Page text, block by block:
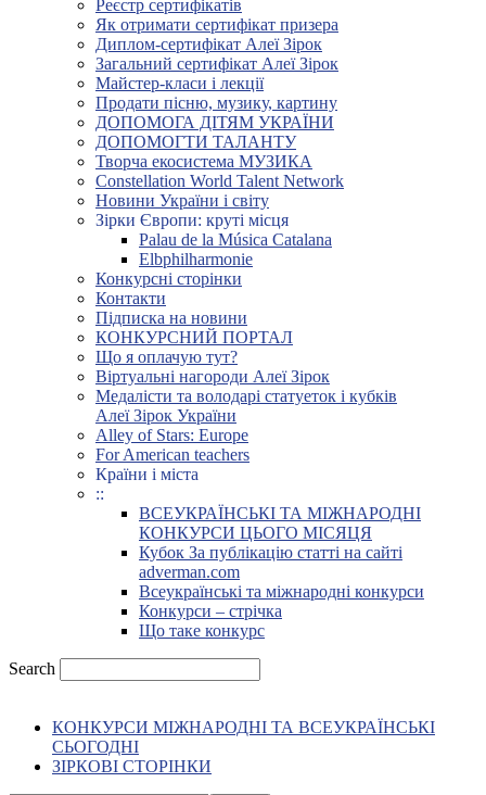
Реєстр сертифікатів
Як отримати сертифікат призера
Диплом-сертифікат Алеї Зірок
Загальний сертифікат Алеї Зірок
Майстер-класи і лекції
Продати пісню, музику, картину
ДОПОМОГА ДІТЯМ УКРАЇНИ
ДОПОМОГТИ ТАЛАНТУ
Творча екосистема МУЗИКА
Constellation World Talent Network
Новини України і світу
Зірки Європи: круті місця
Palau de la Música Catalana
Elbphilharmonie
Конкурсні сторінки
Контакти
Підписка на новини
КОНКУРСНИЙ ПОРТАЛ
Що я оплачую тут?
Віртуальні нагороди Алеї Зірок
Медалісти та володарі статуеток і кубків
Алеї Зірок України
Alley of Stars: Europe
For American teachers
Країни і міста
::
ВСЕУКРАЇНСЬКІ ТА МІЖНАРОДНІ
КОНКУРСИ ЦЬОГО МІСЯЦЯ
Кубок За публікацію статті на сайті
adverman.com
Всеукраїнські та міжнародні конкурси
Конкурси – стрічка
Що таке конкурс
Search
КОНКУРСИ МІЖНАРОДНІ ТА ВСЕУКРАЇНСЬКІ
СЬОГОДНІ
ЗІРКОВІ СТОРІНКИ